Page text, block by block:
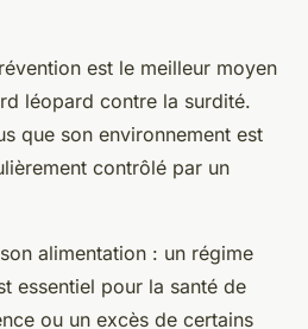
est le meilleur moyen
léopard contre la surdité.
que son environnement est
contrôlé par un
alimentation : un régime
essentiel pour la santé de
ou un excès de certains